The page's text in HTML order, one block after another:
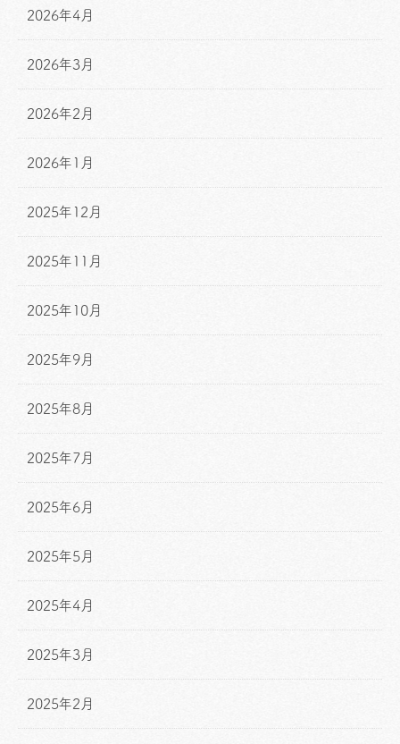
2026年4月
2026年3月
2026年2月
2026年1月
2025年12月
2025年11月
2025年10月
2025年9月
2025年8月
2025年7月
2025年6月
2025年5月
2025年4月
2025年3月
2025年2月